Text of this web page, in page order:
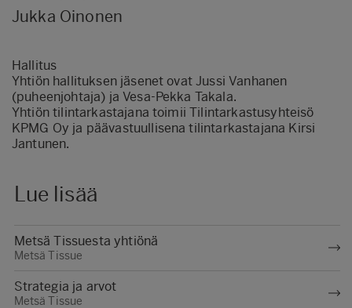
Jukka Oinonen
Hallitus
Yhtiön hallituksen jäsenet ovat Jussi Vanhanen
(puheenjohtaja) ja Vesa-Pekka Takala.
Yhtiön tilintarkastajana toimii Tilintarkastusyhteisö
KPMG Oy ja päävastuullisena tilintarkastajana Kirsi
Jantunen.
Lue lisää
Metsä Tissuesta yhtiönä
Metsä Tissue
Strategia ja arvot
Metsä Tissue